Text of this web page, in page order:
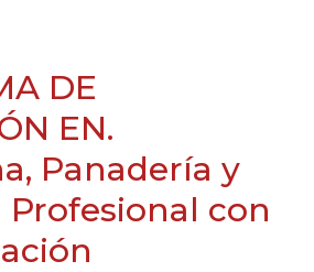
DE
EN.
Panadería y
Profesional con